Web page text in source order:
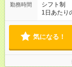
勤務時間
シフト制
1日あたり
間～応相
気になる！